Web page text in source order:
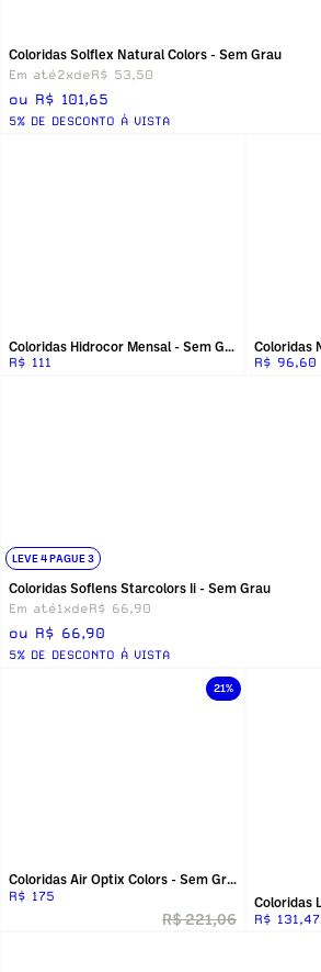
Coloridas Solflex Natural Colors - Sem Grau
Em até2xdeR$ 53,50
ou R$ 101,65
5% DE DESCONTO Á VISTA
Coloridas Hidrocor Mensal - Sem Grau
R$ 111 R$ 96,60
LEVE 4 PAGUE 3
Coloridas Soflens Starcolors Ii - Sem Grau
Em até1xdeR$ 66,90
ou R$ 66,90
5% DE DESCONTO Á VISTA
21%
Coloridas Air Optix Colors - Sem Grau
R$ 175
R$ 221,06 R$ 131,47